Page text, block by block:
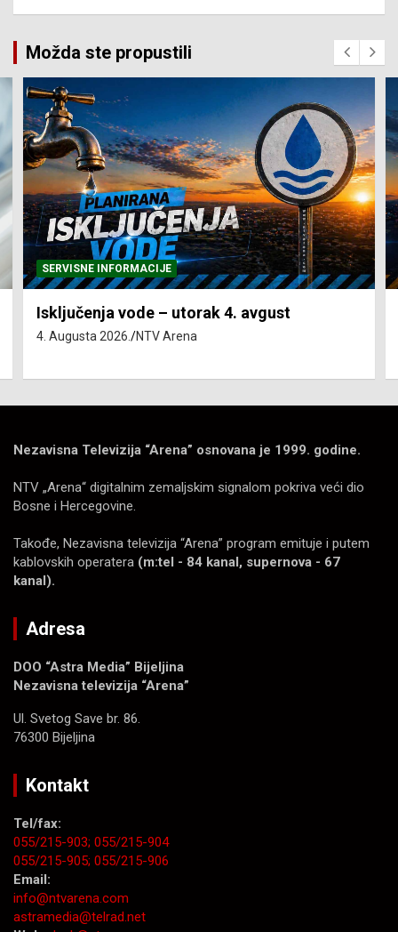
Možda ste propustili
SERVISNE INFORMACIJE
Isključenja vode – utorak 4. avgust
4. Augusta 2026. NTV Arena
Nezavisna Televizija “Arena” osnovana je 1999. godine.
NTV „Arena“ digitalnim zemaljskim signalom pokriva veći dio
Bosne i Hercegovine.
Takođe, Nezavisna televizija “Arena” program emituje i putem
kablovskih operatera (m:tel - 84 kanal, supernova - 67
kanal).
Adresa
DOO “Astra Media” Bijeljina
Nezavisna televizija “Arena”
Ul. Svetog Save br. 86.
76300 Bijeljina
Kontakt
Tel/fax:
055/215-903; 055/215-904
055/215-905; 055/215-906
Email:
info@ntvarena.com
astramedia@telrad.net